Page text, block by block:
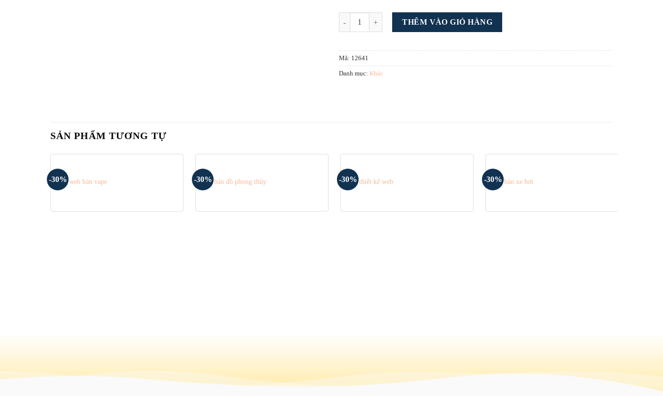
Theme wordpress dịch vụ tài chính 01 số lượng
THÊM VÀO GIỎ HÀNG
Mã: 12641
Danh mục: Khác
SẢN PHẨM TƯƠNG TỰ
-30%
Mẫu web bán vape -30%
Web bán đồ phong thủy -30%
Mẫu thiết kế web -30%
Web bán xe hơi